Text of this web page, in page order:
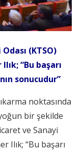
(KTSO)
“Bu başarı
sonucudur”
noktasında
bir şekilde
ve Sanayi
Ilık; “Bu başarı